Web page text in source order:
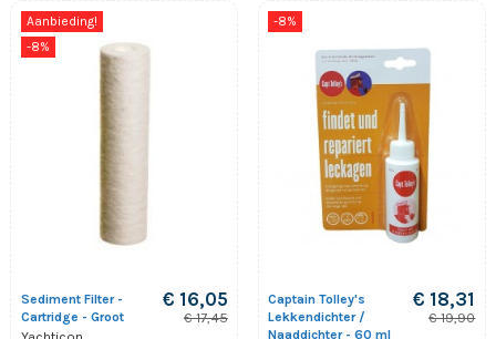
Aanbieding!
-8%
Sediment Filter -
Cartridge - Groot
€ 16,05
€ 17,45
-8%
Captain Tolley's
Lekkendichter /
Naaddichter - 60 ml
€ 18,31
€ 19,90